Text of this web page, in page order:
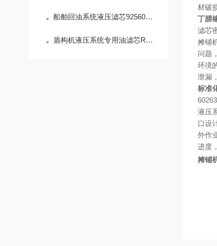
船舶回油系统液压滤芯925602Q高效滤油参数
盾构机液压系统专用油滤芯R928005927性能
材破
丁腈
滤芯
摊铺
问题
环境
泄漏
标准
液压
口设
外作
进度
摊铺